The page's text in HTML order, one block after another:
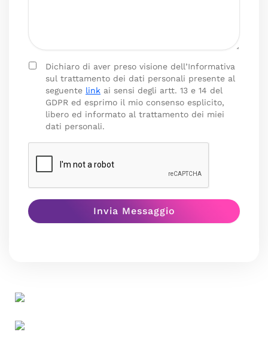
Dichiaro di aver preso visione dell’Informativa
sul trattamento dei dati personali presente al
seguente link ai sensi degli artt. 13 e 14 del
GDPR ed esprimo il mio consenso esplicito,
libero ed informato al trattamento dei miei
dati personali.